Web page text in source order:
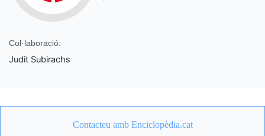
Col·laboració:
Judit Subirachs
Contacteu amb Enciclopèdia.cat